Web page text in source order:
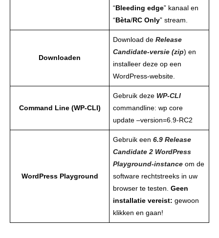
“Bleeding edge” kanaal en
“Bèta/RC Only” stream.
Downloaden
Download de Release
Candidate-versie (zip) en
installeer deze op een
WordPress-website.
Command Line (WP-CLI)
Gebruik deze WP-CLI
commandline: wp core
update –version=6.9-RC2
WordPress Playground
Gebruik een 6.9 Release
Candidate 2 WordPress
Playground-instance om de
software rechtstreeks in uw
browser te testen. Geen
installatie vereist: gewoon
klikken en gaan!